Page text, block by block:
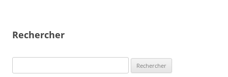
Rechercher